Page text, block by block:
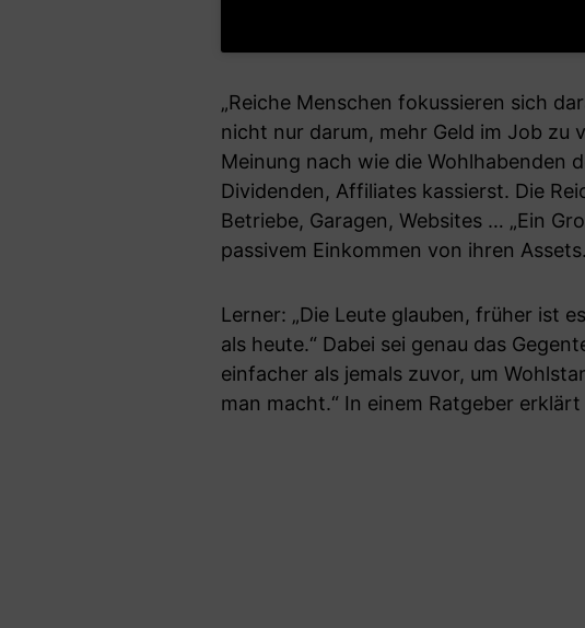
„Reiche Menschen fokussieren sich
nicht nur darum, mehr Geld im Job zu
Meinung nach wie die Wohlhabenden
Dividenden, Affiliates kassierst. Die
Betriebe, Garagen, Websites … „Ein
passivem Einkommen von ihren
Lerner: „Die Leute glauben, früher ist
als heute.“ Dabei sei genau das
einfacher als jemals zuvor, um
man macht.“ In einem Ratgeber